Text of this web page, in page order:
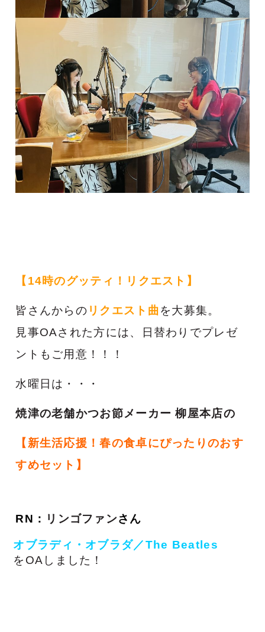
【14時のグッティ！リクエスト】
皆さんからの リクエスト曲を大募集。
見事OAされた方には、日替わりでプレゼ
ントもご用意！！！
水曜日は・・・
焼津の老舗かつお節メーカー 柳屋本店の
【新生活応援！春の食卓にぴったりのおす
すめセット】
RN： リンゴファンさん
オブラディ・オブラダ／The Beatles
をOAしました！